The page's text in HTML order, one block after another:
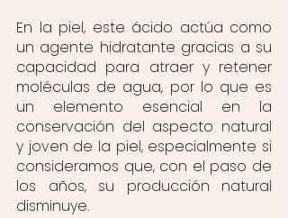
En la piel, este ácido actúa como
un agente hidratante gracias a su
capacidad para atraer y retener
moléculas de agua, por lo que es
un elemento esencial en la
conservación del aspecto natural
y joven de la piel, especialmente si
consideramos que, con el paso de
los años, su producción natural
disminuye.